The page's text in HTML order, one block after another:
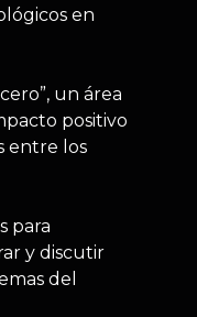
en
un área
positivo
entre los
para
y discutir
del